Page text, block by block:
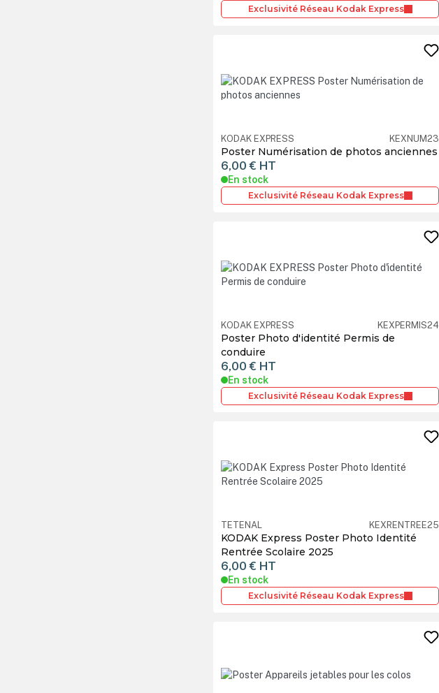
Exclusivité Réseau Kodak Express
KODAK EXPRESS KEXNUM23
Poster Numérisation de photos anciennes
6,00 € HT
En stock
Exclusivité Réseau Kodak Express
KODAK EXPRESS KEXPERMIS24
Poster Photo d'identité Permis de
conduire
6,00 € HT
En stock
Exclusivité Réseau Kodak Express
TETENAL KEXRENTREE25
KODAK Express Poster Photo Identité
Rentrée Scolaire 2025
6,00 € HT
En stock
Exclusivité Réseau Kodak Express